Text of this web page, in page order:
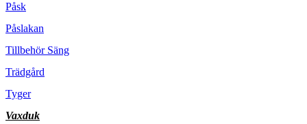
Påsk
Påslakan
Tillbehör Säng
Trädgård
Tyger
Vaxduk